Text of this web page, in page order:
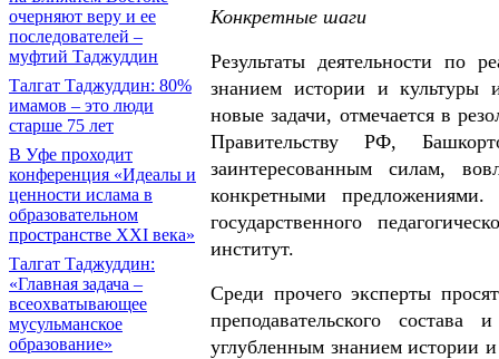
очерняют веру и ее
последователей –
муфтий Таджуддин
Талгат Таджуддин: 80%
имамов – это люди
старше 75 лет
В Уфе проходит
конференция «Идеалы и
ценности ислама в
образовательном
пространстве XXI века»
Талгат Таджуддин:
«Главная задача –
всеохватывающее
мусульманское
образование»
Конкретные шаги
Результаты деятельности по
знанием истории и культуры
новые задачи, отмечается в
Правительству РФ,
заинтересованным силам,
конкретными
государственного
институт.
Среди прочего эксперты
преподавательского
углубленным знанием истории